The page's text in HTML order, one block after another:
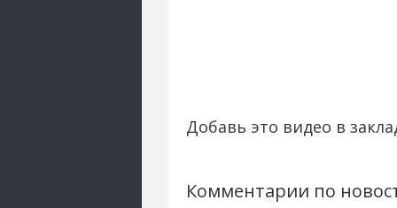
Добавь это видео в
Комментарии по